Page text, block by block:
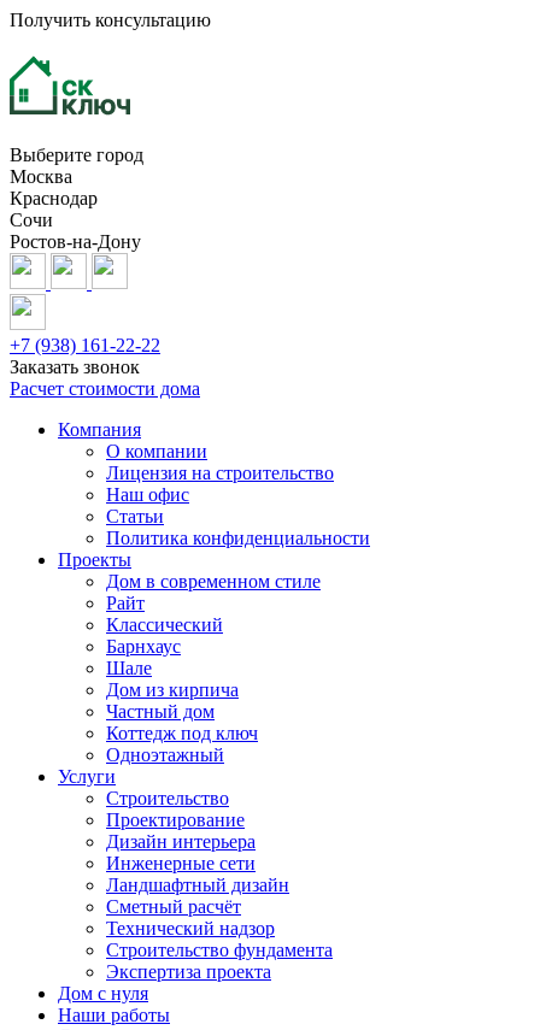
Получить консультацию
Выберите город
Москва
Краснодар
Сочи
Ростов-на-Дону
+7 (938) 161-22-22
Заказать звонок
Расчет стоимости дома
Компания
О компании
Лицензия на строительство
Наш офис
Статьи
Политика конфиденциальности
Проекты
Дом в современном стиле
Райт
Классический
Барнхаус
Шале
Дом из кирпича
Частный дом
Коттедж под ключ
Одноэтажный
Услуги
Строительство
Проектирование
Дизайн интерьера
Инженерные сети
Ландшафтный дизайн
Сметный расчёт
Технический надзор
Строительство фундамента
Экспертиза проекта
Дом с нуля
Наши работы